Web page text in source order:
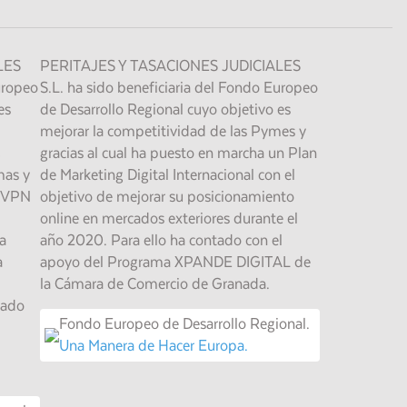
y
PERITAJES Y TASACIONES JUDICIALES
S.L. ha sido beneficiaria del Fondo Europeo
de Desarrollo Regional cuyo objetivo es
mejorar la competitividad de las Pymes y
gracias al cual ha puesto en marcha un Plan
de Marketing Digital Internacional con el
objetivo de mejorar su posicionamiento
online en mercados exteriores durante el
año 2020. Para ello ha contado con el
apoyo del Programa XPANDE DIGITAL de
la Cámara de Comercio de Granada.
Fondo Europeo de Desarrollo Regional.
Una Manera de Hacer Europa.